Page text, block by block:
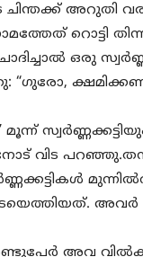
ചിന്തക്ക് അറുതി
റൊട്ടി
ഒരു
വിട
അവ